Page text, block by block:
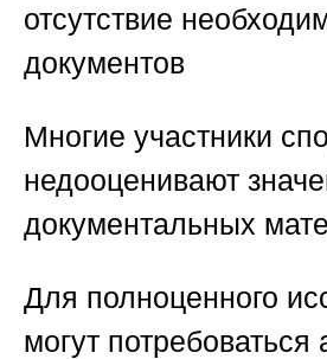
отсутствие
документов
Многие участники
недооценивают
документальных
Для полноценного
могут потребоваться